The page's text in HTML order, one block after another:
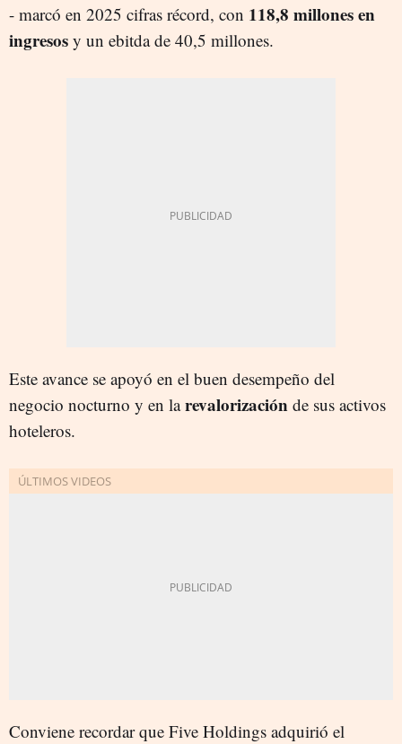
- marcó en 2025 cifras récord, con 118,8 millones en
ingresos y un ebitda de 40,5 millones.
Este avance se apoyó en el buen desempeño del
negocio nocturno y en larevalorización de sus activos
hoteleros.
Conviene recordar que Five Holdings adquirió el